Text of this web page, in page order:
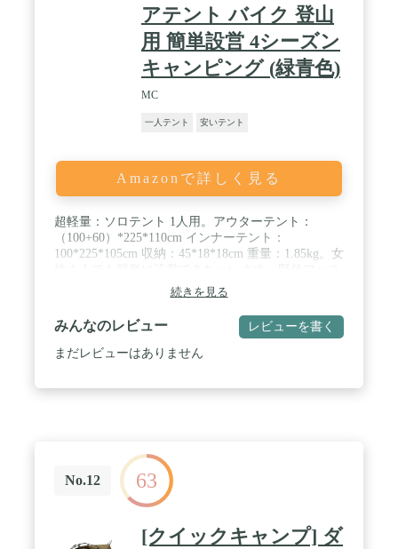
アテント バイク 登山
用 簡単設営 4シーズン
キャンピング (緑青色)
MC
一人テント 安いテント
Amazonで詳しく見る
超軽量：ソロテント 1人用。アウターテント：
（100+60）*225*110cm インナーテント：
100*225*105cm 収納：45*18*18cm 重量：1.85kg。女
や女子キャンプの時にも便利なテントです。 / 良い
素材：アウターテント：UVカット210T ポリエステ
ル布3000mm耐水圧の生地、豪雨までも心配しな
い！クッカーなどの荷物を置いてできる前室スペー
スがある。インナーテント：190Tポリエステル布、
付き、持ち運びとても便利。 / さまざまな用途：1
人テントアウトドア、ソロキャンプ、野外フェス、
ピクニック、ビーチ、花見、釣り、登山、運動会な
どに適用されています。設営簡単、持ち運びも簡単
なのでいろんなシーンで大活躍。災害時の防災用品
としても使えます。 / 安心のサービス：高品質の商
続きを見る
みんなのレビュー レビューを書く
まだレビューはありません
No.12 63
[クイックキャンプ] ダ